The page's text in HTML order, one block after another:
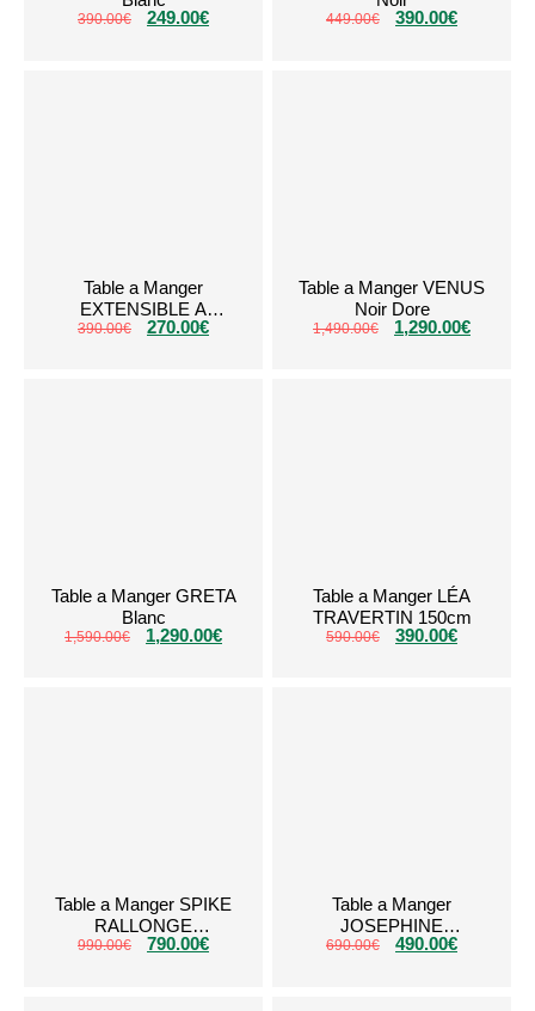
390.00€ 249.00€ 449.00€ 390.00€
Table a Manger
EXTENSIBLE A
RALLONGE Noir
390.00€ 270.00€
Table a Manger VENUS
Noir Dore
1,490.00€ 1,290.00€
Table a Manger GRETA
Blanc
1,590.00€ 1,290.00€
Table a Manger LÉA
TRAVERTIN 150cm
590.00€ 390.00€
Table a Manger SPIKE
RALLONGE
CERAMIQUE MARBRE
990.00€ 790.00€
Table a Manger
JOSEPHINE
CERAMIQUE Blanc 180
690.00€ 490.00€